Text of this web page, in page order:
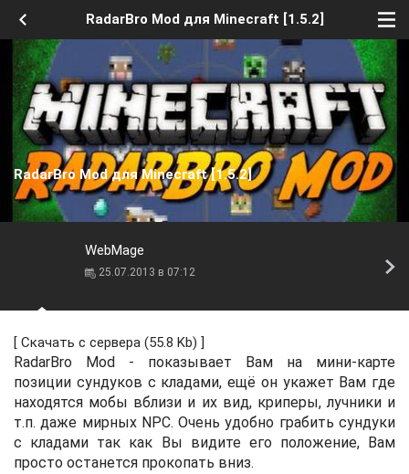
RadarBro Mod для Minecraft [1.5.2]
RadarBro Mod для Minecraft [1.5.2]
WebMage
25.07.2013 в 07:12
[ Скачать с сервера (55.8 Kb) ]
RadarBro Mod - показывает Вам на мини-карте
позиции сундуков с кладами, ещё он укажет Вам где
находятся мобы вблизи и их вид, криперы, лучники и
т.п. даже мирных NPC. Очень удобно грабить сундуки
с кладами так как Вы видите его положение, Вам
просто останется прокопать вниз.